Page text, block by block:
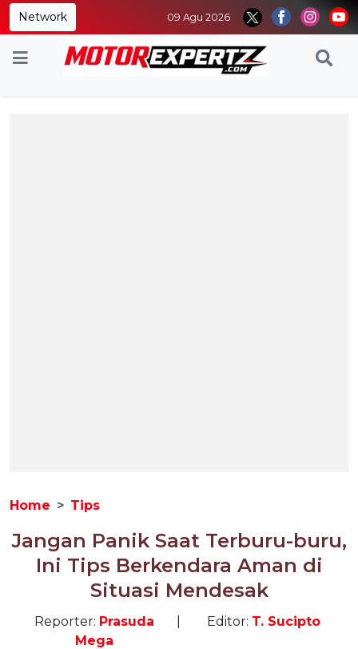
Network 09 Agu 2026
Home Tips
Jangan Panik Saat Terburu-buru,
Ini Tips Berkendara Aman di
Situasi Mendesak
Reporter: Prasuda
Mega
Editor: T. Sucipto